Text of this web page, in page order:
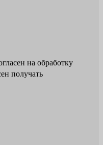
на обработку
получать